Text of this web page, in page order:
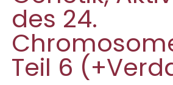
des 24.
Teil 6